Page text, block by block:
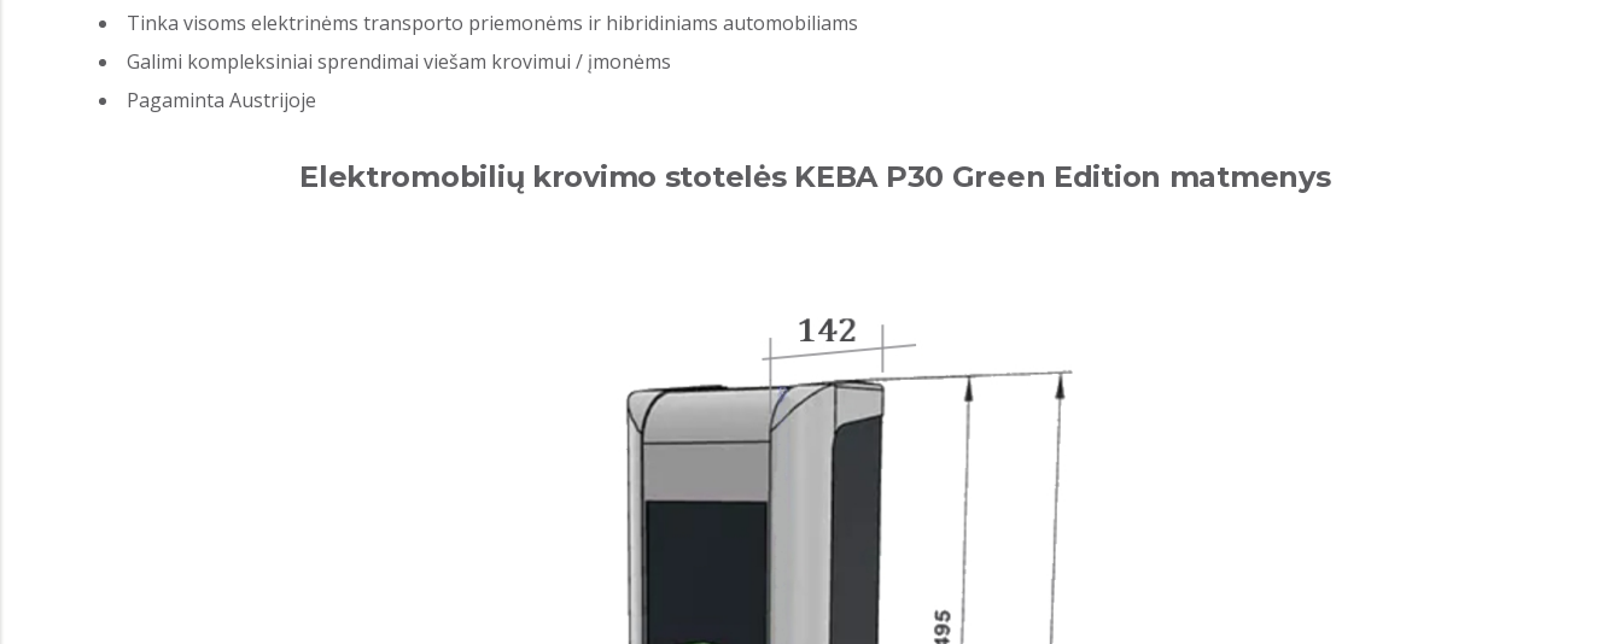
Tinka visoms elektrinėms transporto priemonėms ir hibridiniams automobiliams
Galimi kompleksiniai sprendimai viešam krovimui / įmonėms
Pagaminta Austrijoje
Elektromobilių krovimo stotelės KEBA P30 Green Edition matmenys